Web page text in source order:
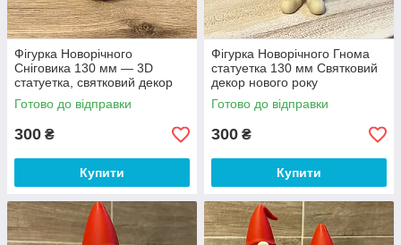
Фігурка Новорічного
Сніговика 130 мм — 3D
статуетка, святковий декор
до Нового року
Готово до відправки
300 ₴
Купити
Фігурка Новорічного Гнома
статуетка 130 мм Святковий
декор нового року
Готово до відправки
300 ₴
Купити